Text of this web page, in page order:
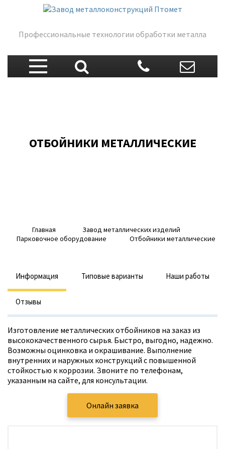
Профессиональные технологии обработки металла
ОТБОЙНИКИ МЕТАЛЛИЧЕСКИЕ
Главная
Завод металлических изделий
Парковочное оборудование
Отбойники металлические
Информация Типовые варианты Наши работы
Отзывы
Изготовление металлических отбойников на заказ из
высококачественного сырья. Быстро, выгодно, надежно.
Возможны оцинковка и окрашивание. Выполнение
внутренних и наружных конструкций с повышенной
стойкостью к коррозии. Звоните по телефонам,
указанным на сайте, для консультации.
Онлайн заявка